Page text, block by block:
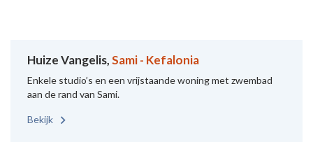
Huize Vangelis,Sami - Kefalonia
Enkele studio’s en een vrijstaande woning met zwembad
aan de rand van Sami.
Bekijk